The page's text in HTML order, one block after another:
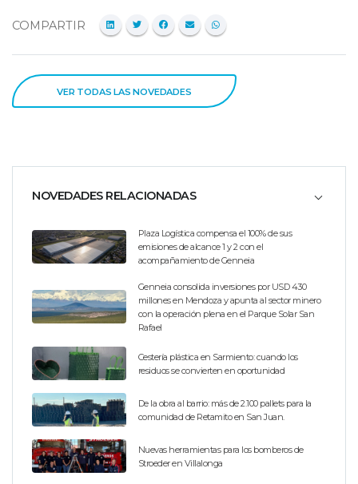
NOVEDADES RELACIONADAS
Plaza Logística compensa el 100% de sus
emisiones de alcance 1 y 2 con el
acompañamiento de Genneia
Genneia consolida inversiones por USD 430
millones en Mendoza y apunta al sector minero
con la operación plena en el Parque Solar San
Rafael
Cestería plástica en Sarmiento: cuando los
residuos se convierten en oportunidad
De la obra al barrio: más de 2.100 pallets para la
comunidad de Retamito en San Juan.
Nuevas herramientas para los bomberos de
Stroeder en Villalonga
COMPARTIR
VER TODAS LAS NOVEDADES